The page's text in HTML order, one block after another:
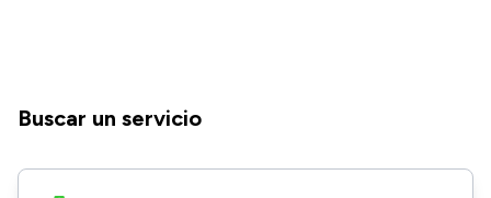
Buscar un servicio